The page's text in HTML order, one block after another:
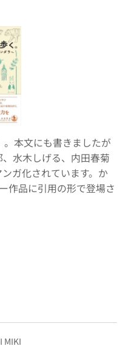
。本文にも書きましたが
水木しげる、内田春菊
ガ化されています。か
作品に引用の形で登場さ
MIKI